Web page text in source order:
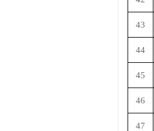
43
44
45
46
47